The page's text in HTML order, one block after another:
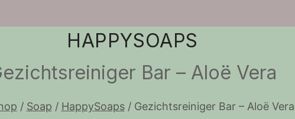
HAPPYSOAPS
Bar – Aloë Vera
/ Soap / HappySoaps / Gezichtsreiniger Bar – Aloë Vera